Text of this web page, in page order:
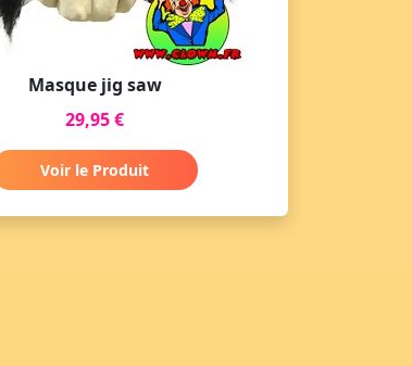
Masque jig saw
29,95 €
Voir le Produit